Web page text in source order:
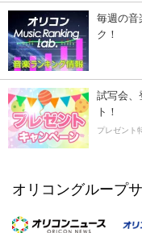
毎週の音
ク！
試写会、
ト！
プレゼント
オリコングループ